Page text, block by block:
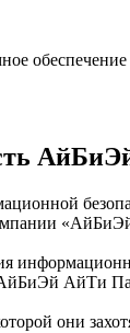
обеспечение
АйТи
они